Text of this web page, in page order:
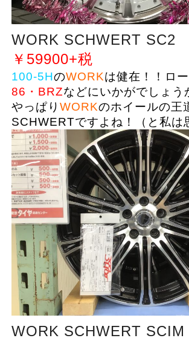
WORK SCHWERT SC2
￥59900+税
100-5HのWORKは健在！！ロ
86・BRZなどにいかがでしょう
やっぱり WORKのホイールの王
SCHWERTですよね！（と私は
WORK SCHWERT SCIM